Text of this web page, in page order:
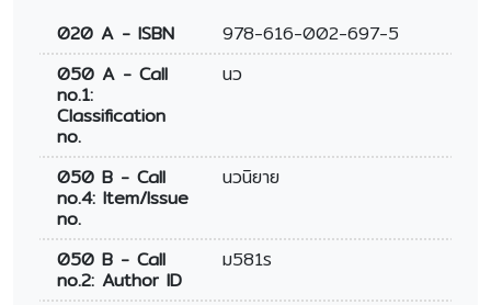
020 A - ISBN
978-616-002-697-5
050 A - Call
no.1:
Classification
no.
นว
050 B - Call
no.4: Item/Issue
no.
นวนิยาย
050 B - Call
no.2: Author ID
ม581ร